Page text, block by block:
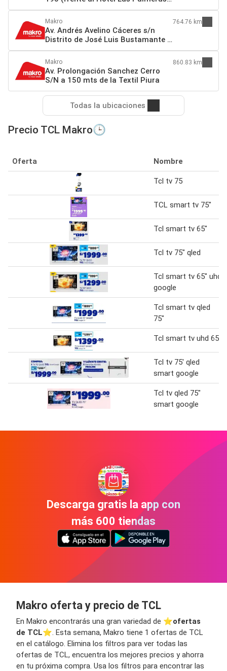
Grocio Prado 11702 Chincha Alta
Makro
Av. Andrés Avelino Cáceres s/n
Distrito de José Luis Bustamante y
Rivero (a 1 cdra. del by pass)
Arequipa
764.76 km
Makro
Av. Prolongación Sanchez Cerro
S/N a 150 mts de la Textil Piura
860.83 km
Todas la ubicaciones
Precio TCL Makro🕒
Oferta Nombre
Tcl tv 75
TCL smart tv 75"
Tcl smart tv 65"
Tcl tv 75" qled
Tcl smart tv 65" uhd
google
Tcl smart tv qled
75"
Tcl smart tv uhd 65"
Tcl tv 75' qled
smart google
Tcl tv qled 75"
smart google
Descarga gratis la app con
más 600 tiendas
Makro oferta y precio de TCL
En Makro encontrarás una gran variedad de ⭐️ofertas
de TCL⭐️. Esta semana, Makro tiene 1 ofertas de TCL
en el catálogo. Elimina los filtros para ver todas las
ofertas de TCL, encuentra los mejores precios y ahorra
en tu próxima compra. Usa los filtros para encontrar las